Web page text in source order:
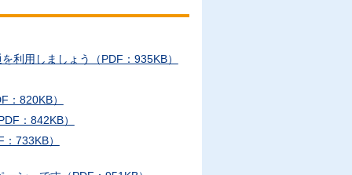
利用しましょう（PDF：935KB）
：820KB）
：842KB）
733KB）